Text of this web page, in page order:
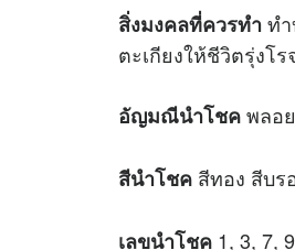
สิ่งมงคลที่ควรทำท
ตะเกียงให้ชีวิตรุ่งโ
อัญมณีนำโชคพลอ
สีนำโชค สีทอง สีบร
เลขนำโชค 1, 3, 7, 9